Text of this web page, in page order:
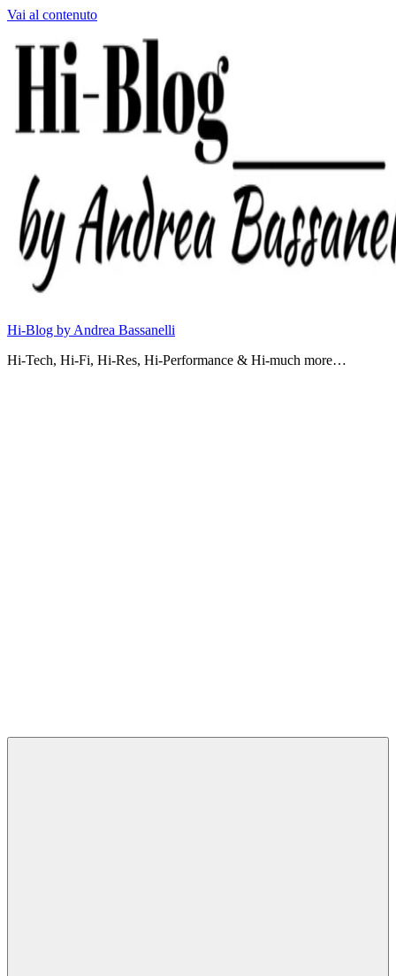
Vai al contenuto
Hi-Blog by Andrea Bassanelli
Hi-Tech, Hi-Fi, Hi-Res, Hi-Performance & Hi-much more…